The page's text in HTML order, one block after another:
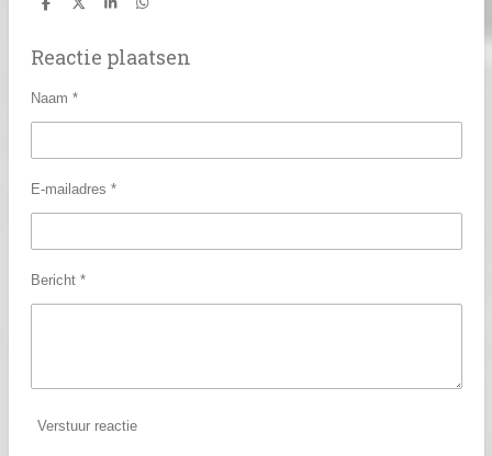
D
n
D
l
S
e
D
n
Reactie plaatsen
Naam *
E-mailadres *
Bericht *
Verstuur reactie